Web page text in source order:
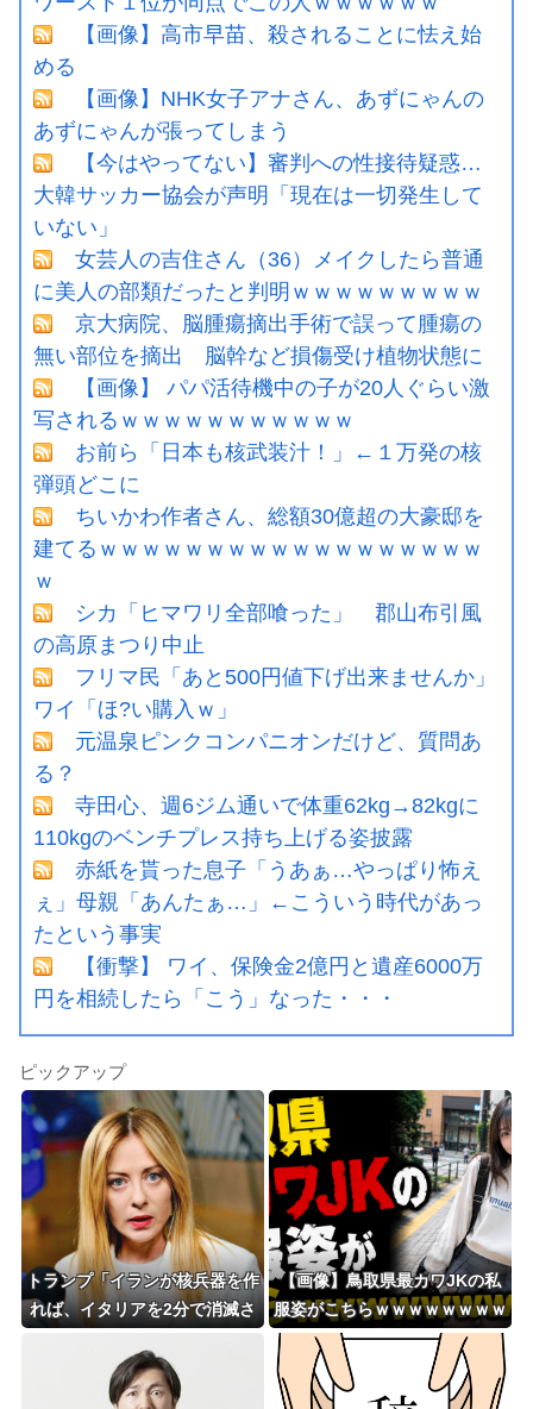
【画像】高市早苗、殺されることに怯え始
める
【画像】NHK女子アナさん、あずにゃんの
あずにゃんが張ってしまう
【今はやってない】審判への性接待疑惑…
大韓サッカー協会が声明「現在は一切発生して
いない」
女芸人の吉住さん（36）メイクしたら普通
に美人の部類だったと判明ｗｗｗｗｗｗｗｗｗ
京大病院、脳腫瘍摘出手術で誤って腫瘍の
無い部位を摘出 脳幹など損傷受け植物状態に
【画像】 パパ活待機中の子が20人ぐらい激
写されるｗｗｗｗｗｗｗｗｗｗｗ
お前ら「日本も核武装汁！」←１万発の核
弾頭どこに
ちいかわ作者さん、総額30億超の大豪邸を
建てるｗｗｗｗｗｗｗｗｗｗｗｗｗｗｗｗｗｗ
ｗ
シカ「ヒマワリ全部喰った」 郡山布引風
の高原まつり中止
フリマ民「あと500円値下げ出来ませんか」
ワイ「ほ?い購入ｗ」
元温泉ピンクコンパニオンだけど、質問あ
る？
寺田心、週6ジム通いで体重62kg→82kgに
110kgのベンチプレス持ち上げる姿披露
赤紙を貰った息子「うあぁ…やっぱり怖え
ぇ」母親「あんたぁ…」←こういう時代があっ
たという事実
【衝撃】 ワイ、保険金2億円と遺産6000万
円を相続したら「こう」なった・・・
ピックアップ
トランプ「イランが核兵器を作
れば、イタリアを2分で消滅さ
る国で実際に使ったアホはアメ
リカだけｗ」
【画像】鳥取県最カワJKの私
服姿がこちらｗｗｗｗｗｗｗｗ
ｗｗｗｗｗ 【Pickup0808301